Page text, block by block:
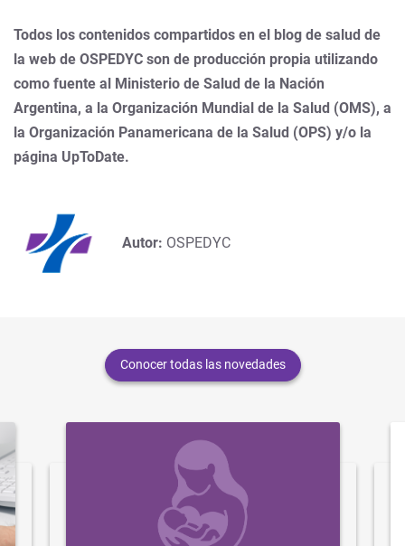
Todos los contenidos compartidos en el blog de salud de
la web de OSPEDYC son de producción propia utilizando
como fuente al Ministerio de Salud de la Nación
Argentina, a la Organización Mundial de la Salud (OMS), a
la Organización Panamericana de la Salud (OPS) y/o la
página UpToDate.
Autor: OSPEDYC
Conocer todas las novedades